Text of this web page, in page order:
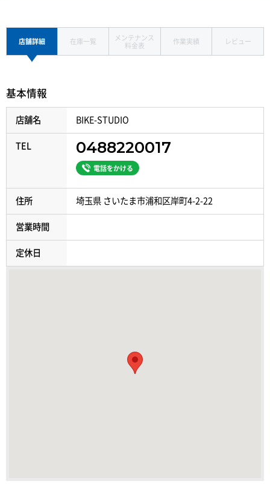
店舗詳細 在庫一覧
メンテナンス
料金表
作業実績 レビュー
基本情報
店舗名 BIKE-STUDIO
TEL 0488220017
電話をかける
住所 埼玉県 さいたま市浦和区岸町4-2-22
営業時間
定休日